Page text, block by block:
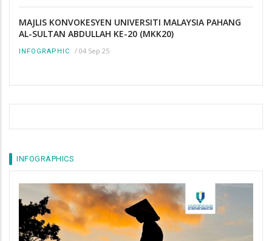
MAJLIS KONVOKESYEN UNIVERSITI MALAYSIA PAHANG
AL-SULTAN ABDULLAH KE-20 (MKK20)
INFOGRAPHIC / 04 Sep 25
INFOGRAPHICS